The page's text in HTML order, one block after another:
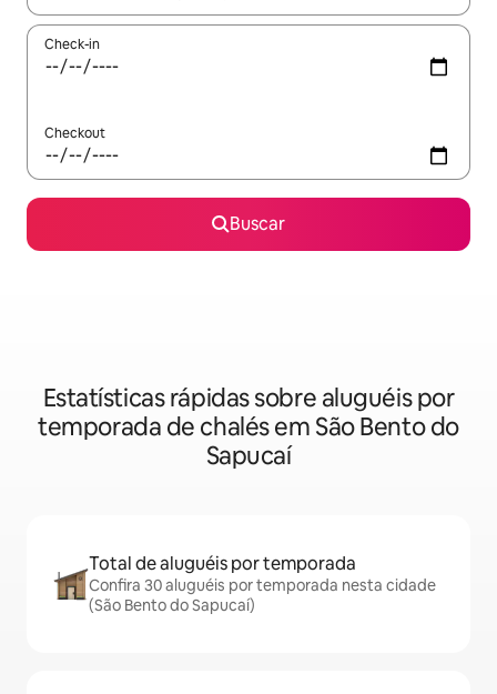
Check-in
Checkout
Buscar
Estatísticas rápidas sobre aluguéis por
temporada de chalés em São Bento do
Sapucaí
Total de aluguéis por temporada
Confira 30 aluguéis por temporada nesta cidade
(São Bento do Sapucaí)